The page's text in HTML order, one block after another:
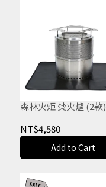
森林火炬 焚火爐 (2款)
NT$4,580
Add to Cart